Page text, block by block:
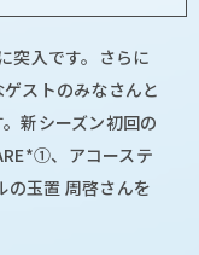
突入です。さらに
ストのみなさんと
新シーズン初回の
、アコーステ
玉置 周啓さんを